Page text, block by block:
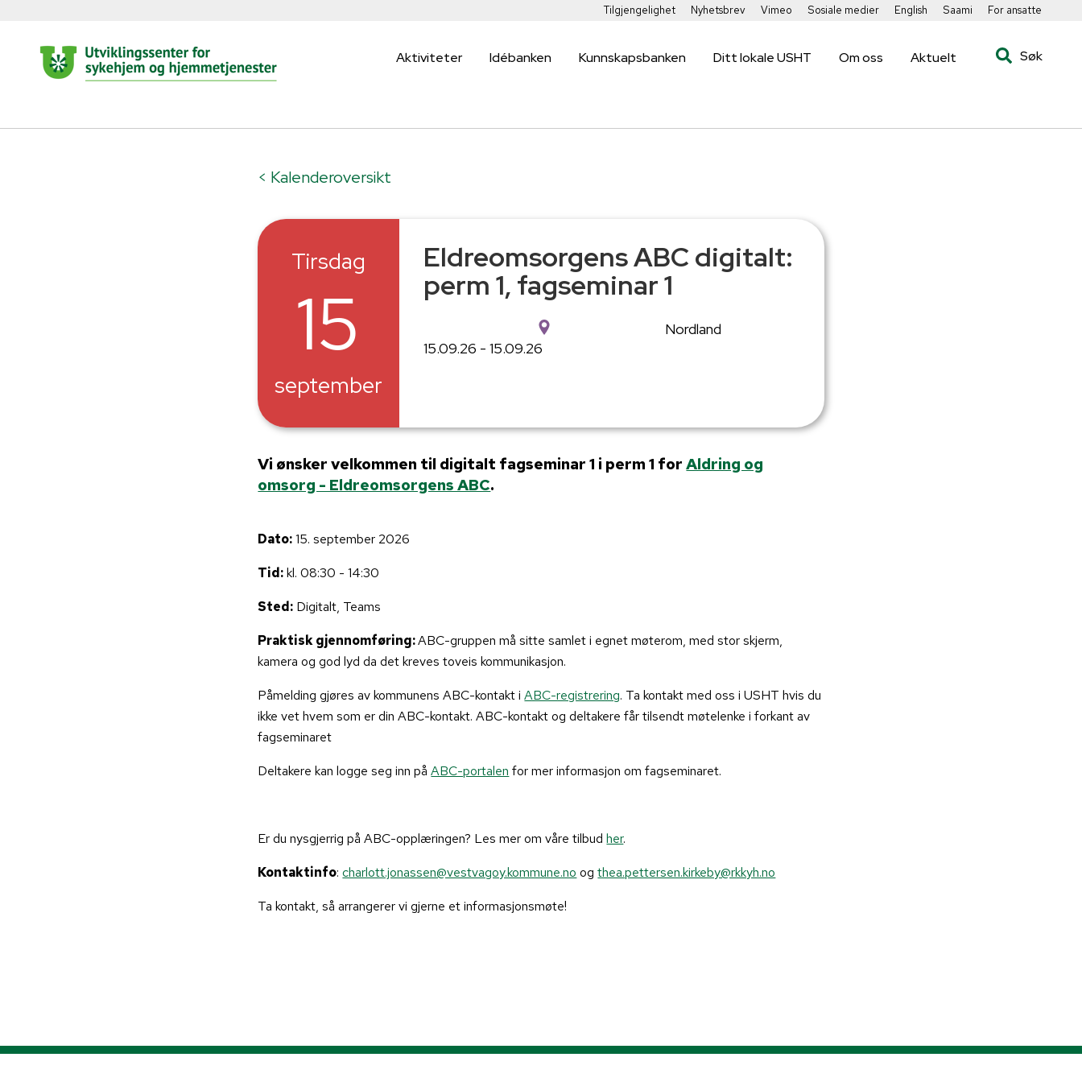
Tilgjengelighet Nyhetsbrev Vimeo Sosiale medier English Saami For ansatte
Aktiviteter Idébanken Kunnskapsbanken Ditt lokale USHT Om oss Aktuelt Søk
< Kalenderoversikt
Tirsdag
15
september
Eldreomsorgens ABC digitalt:
perm 1, fagseminar 1
Nordland
15.09.26 - 15.09.26
Vi ønsker velkommen til digitalt fagseminar 1 i perm 1 forAldring og
omsorg - Eldreomsorgens ABC.
Dato:15. september 2026
Tid:kl. 08:30 - 14:30
Sted: Digitalt, Teams
Praktisk gjennomføring:ABC-gruppen må sitte samlet i egnet møterom, med stor skjerm,
kamera og god lyd da det kreves toveis kommunikasjon.
Påmelding gjøres av kommunens ABC-kontakt iABC-registrering. Ta kontakt med oss i USHT hvis du
ikke vet hvem som er din ABC-kontakt. ABC-kontakt og deltakere får tilsendt møtelenke i forkant av
fagseminaret
Deltakere kan logge seg inn påABC-portalen for mer informasjon om fagseminaret.
Er du nysgjerrig på ABC-opplæringen? Les mer om våre tilbudher.
Kontaktinfo:charlott.jonassen@vestvagoy.kommune.no ogthea.pettersen.kirkeby@rkkyh.no
Ta kontakt, så arrangerer vi gjerne et informasjonsmøte!